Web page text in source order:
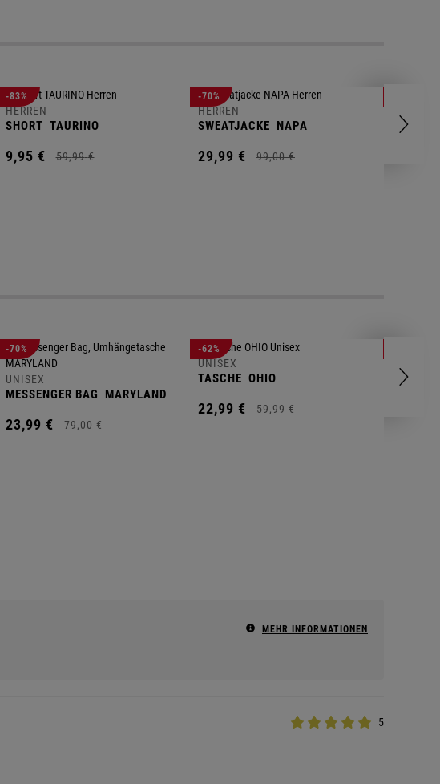
-83%
HERREN
SHORT TAURINO
9,95 € 59,99 €
-70%
HERREN
SWEATJACKE NAPA
29,99 € 99,00 €
-70%
UNISEX
MESSENGER BAG MARYLAND
23,99 € 79,00 €
-62%
UNISEX
TASCHE OHIO
22,99 € 59,99 €
MEHR INFORMATIONEN
5